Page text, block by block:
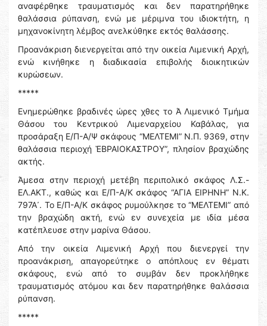
αναφέρθηκε τραυματισμός και δεν παρατηρήθηκε
θαλάσσια ρύπανση, ενώ με μέριμνα του ιδιοκτήτη, η
μηχανοκίνητη λέμβος ανελκύθηκε εκτός θαλάσσης.
Προανάκριση διενεργείται από την οικεία Λιμενική Αρχή,
ενώ κινήθηκε η διαδικασία επιβολής διοικητικών
κυρώσεων.
*****
Ενημερώθηκε βραδινές ώρες χθες το Ά Λιμενικό Τμήμα
Θάσου του Κεντρικού Λιμεναρχείου Καβάλας, για
προσάραξη Ε/Π-Α/Ψ σκάφους “ΜΕΛΤΕΜΙ” Ν.Π. 9369, στην
θαλάσσια περιοχή ἙΒΡΑΙΟΚΑΣΤΡΟΥ”, πλησίον βραχώδης
ακτής.
Άμεσα στην περιοχή μετέβη περιπολικό σκάφος Λ.Σ.-
ΕΛ.ΑΚΤ., καθώς και Ε/Π-Α/Κ σκάφος “ΑΓΙΑ ΕΙΡΗΝΗ” Ν.Κ.
797Α᾿. Το Ε/Π-Α/Κ σκάφος ρυμούλκησε το “ΜΕΛΤΕΜΙ” από
την βραχώδη ακτή, ενώ εν συνεχεία με ιδία μέσα
κατέπλευσε στην μαρίνα Θάσου.
Από την οικεία Λιμενική Αρχή που διενεργεί την
προανάκριση, απαγορεύτηκε ο απόπλους εν θέματι
σκάφους, ενώ από το συμβάν δεν προκλήθηκε
τραυματισμός ατόμου και δεν παρατηρήθηκε θαλάσσια
ρύπανση.
*****